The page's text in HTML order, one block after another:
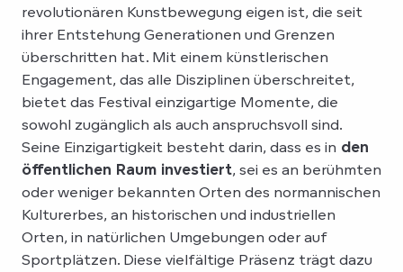
revolutionären Kunstbewegung eigen ist, die seit
ihrer Entstehung Generationen und Grenzen
überschritten hat. Mit einem künstlerischen
Engagement, das alle Disziplinen überschreitet,
bietet das Festival einzigartige Momente, die
sowohl zugänglich als auch anspruchsvoll sind.
Seine Einzigartigkeit besteht darin, dass es in den
öffentlichen Raum investiert, sei es an berühmten
oder weniger bekannten Orten des normannischen
Kulturerbes, an historischen und industriellen
Orten, in natürlichen Umgebungen oder auf
Sportplätzen. Diese vielfältige Präsenz trägt dazu